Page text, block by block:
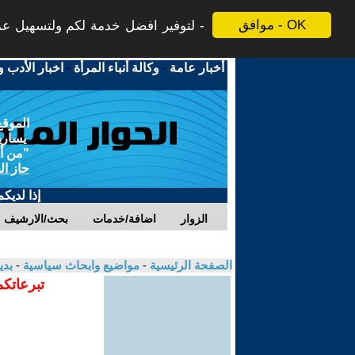
موافق - OK لتوفير افضل خدمة لكم ولتسهيل
أخبار عامة -وكالة أنباء المرأة - اخبار الأدب
"من
حاز
إذا
بحث/الارشيف اضافة/خدمات الزوار
الصفحة الرئيسية - مواضيع وابحاث سياسية -